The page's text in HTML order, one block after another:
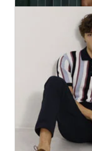
A feltűnő divatüzenetek
leglezserebb must-
Fred Perry, a Calvin